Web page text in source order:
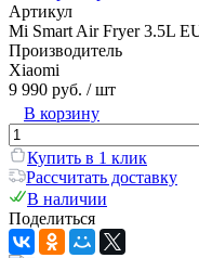
Артикул
Mi Smart Air Fryer 3.5L
Производитель
Xiaomi
9 990 руб. / шт
В корзину
Купить в 1 клик
Рассчитать доставку
В наличии
Поделиться